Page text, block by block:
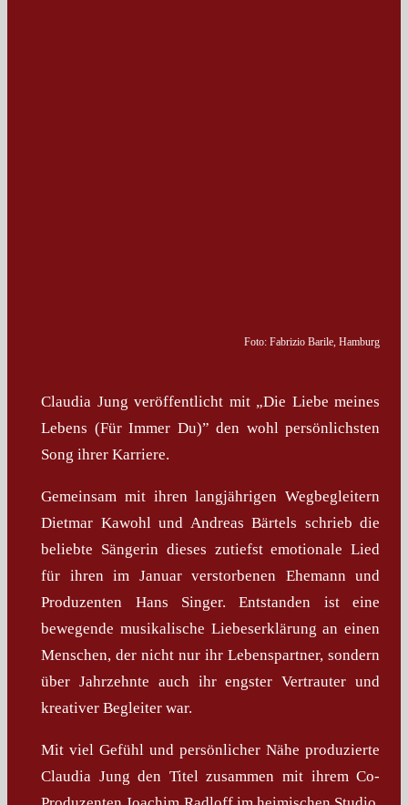
Foto: Fabrizio Barile, Hamburg
Claudia Jung veröffentlicht mit „Die Liebe meines
Lebens (Für Immer Du)” den wohl persönlichsten
Song ihrer Karriere.
Gemeinsam mit ihren langjährigen Wegbegleitern
Dietmar Kawohl und Andreas Bärtels schrieb die
beliebte Sängerin dieses zutiefst emotionale Lied
für ihren im Januar verstorbenen Ehemann und
Produzenten Hans Singer. Entstanden ist eine
bewegende musikalische Liebeserklärung an einen
Menschen, der nicht nur ihr Lebenspartner, sondern
über Jahrzehnte auch ihr engster Vertrauter und
kreativer Begleiter war.
Mit viel Gefühl und persönlicher Nähe produzierte
Claudia Jung den Titel zusammen mit ihrem Co-